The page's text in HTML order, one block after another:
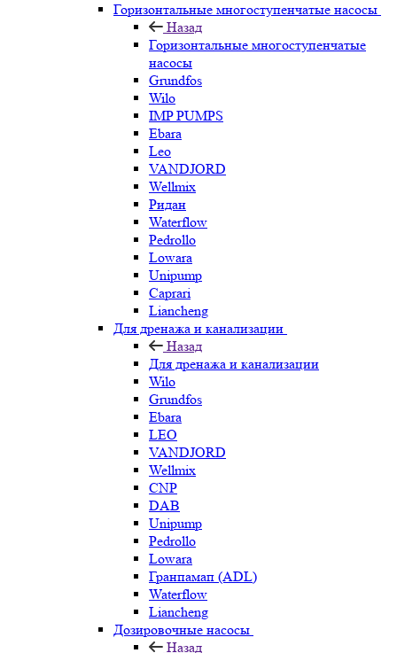
Горизонтальные многоступенчатые насосы
Назад
Горизонтальные многоступенчатые
насосы
Grundfos
Wilo
IMP PUMPS
Ebara
Leo
VANDJORD
Wellmix
Ридан
Waterflow
Pedrollo
Lowara
Unipump
Caprari
Liancheng
Для дренажа и канализации
Назад
Для дренажа и канализации
Wilo
Grundfos
Ebara
LEO
VANDJORD
Wellmix
CNP
DAB
Unipump
Pedrollo
Lowara
Гранпамап (ADL)
Waterflow
Liancheng
Дозировочные насосы
Назад